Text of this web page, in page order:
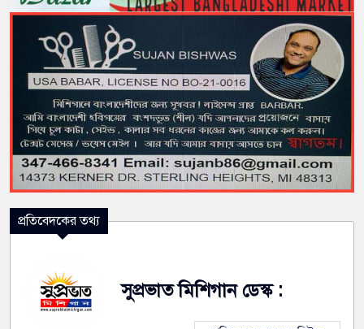
প্রতিবেদকের তথ্য
সুপ্রভাত মিশিগান ডেস্ক :